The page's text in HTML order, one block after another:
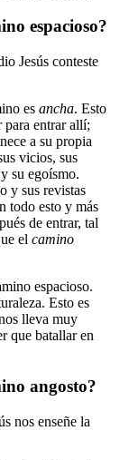
espacioso?
Jesús conteste
es ancha. Esto
para entrar allí;
a su propia
vicios, sus
su egoísmo.
y sus revistas
todo esto y más
de entrar, tal
el camino
espacioso.
Esto es
lleva muy
que batallar en
angosto?
nos enseñe la